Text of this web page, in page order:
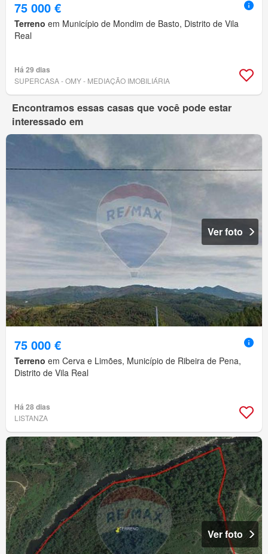
75 000 €
Terreno em Município de Mondim de Basto, Distrito de Vila
Real
Há 29 dias
SUPERCASA - OMY - MEDIAÇÃO IMOBILIÁRIA
Encontramos essas casas que você pode estar
interessado em
Ver foto
75 000 €
Terreno em Cerva e Limões, Município de Ribeira de Pena,
Distrito de Vila Real
Há 28 dias
LISTANZA
Ver foto